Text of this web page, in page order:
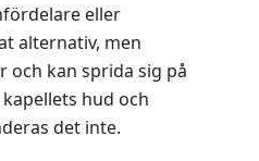
eller
alternativ, men
och kan sprida sig på
hud och
det inte.